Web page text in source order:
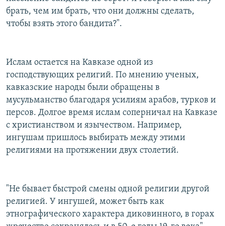
брать, чем им брать, что они должны сделать,
чтобы взять этого бандита?".
Ислам остается на Кавказе одной из
господствующих религий. По мнению ученых,
кавказские народы были обращены в
мусульманство благодаря усилиям арабов, турков и
персов. Долгое время ислам соперничал на Кавказе
с христианством и язычеством. Например,
ингушам пришлось выбирать между этими
религиями на протяжении двух столетий.
"Не бывает быстрой смены одной религии другой
религией. У ингушей, может быть как
этнографического характера диковинного, в горах